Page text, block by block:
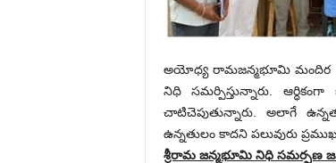
అయోధ్య రామజన్మభూమి మందిర
నిధి సమర్పిస్తున్నారు.
చాటిచెపుతున్నారు. అలాగే
ఉన్నతులం కాదని పలువురు
శ్రీరామ జన్మభూమి నిధి సమర్పణ